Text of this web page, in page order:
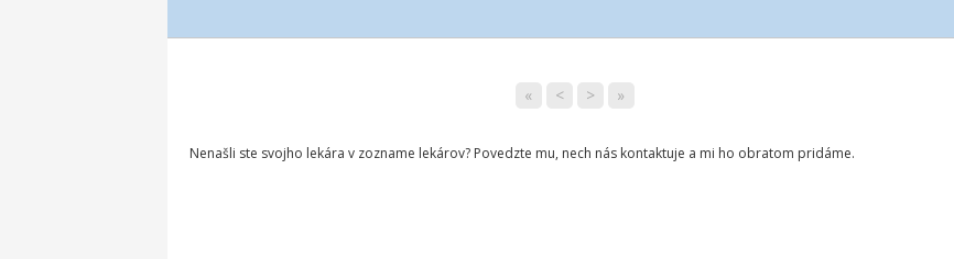
« < > »
Nenašli ste svojho lekára v zozname lekárov? Povedzte mu, nech nás kontaktuje a mi ho obratom pridáme.